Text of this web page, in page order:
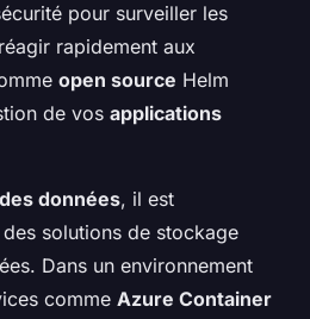
pour surveiller les
rapidement aux
open source Helm
de vos applications
données, il est
solutions de stockage
Dans un environnement
comme Azure Container